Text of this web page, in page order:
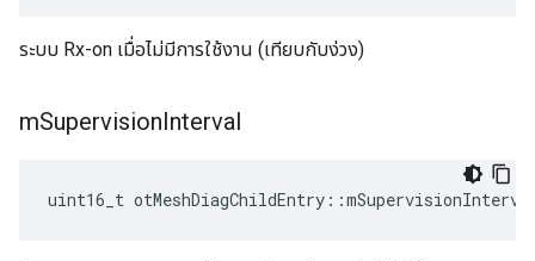
ระบบ Rx-on เมื่อไม่มีการใช้งาน (เทียบกับง่วง)
mSupervisionInterval
uint16_t otMeshDiagChildEntry ::